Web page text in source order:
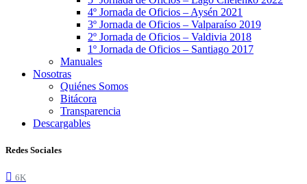
4º Jornada de Oficios – Aysén 2021
3º Jornada de Oficios – Valparaíso 2019
2º Jornada de Oficios – Valdivia 2018
1º Jornada de Oficios – Santiago 2017
Manuales
Nosotras
Quiénes Somos
Bitácora
Transparencia
Descargables
Redes Sociales
6K